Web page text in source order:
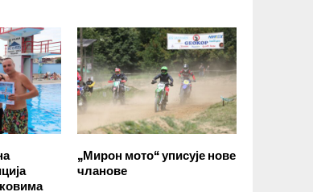
„Мирон мото“ уписује нове
чланове